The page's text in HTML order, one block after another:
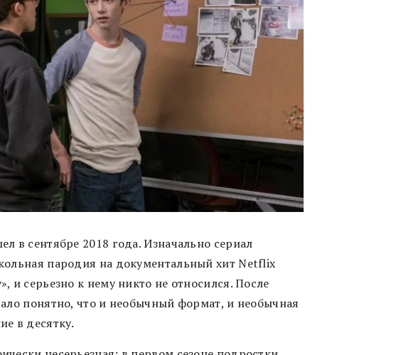
в сентябре 2018 года. Изначально сериал
пародия на документальный хит Netflix
и серьезно к нему никто не относился. После
понятно, что и необычный формат, и необычная
в десятку.